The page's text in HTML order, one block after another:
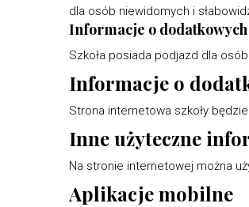
dla osób niewidomych i
Informacje o
Szkoła posiada podjazd dla
Informacje o
Strona internetowa szkoły
Inne użyteczne
Na stronie internetowej można
Aplikacje mobilne